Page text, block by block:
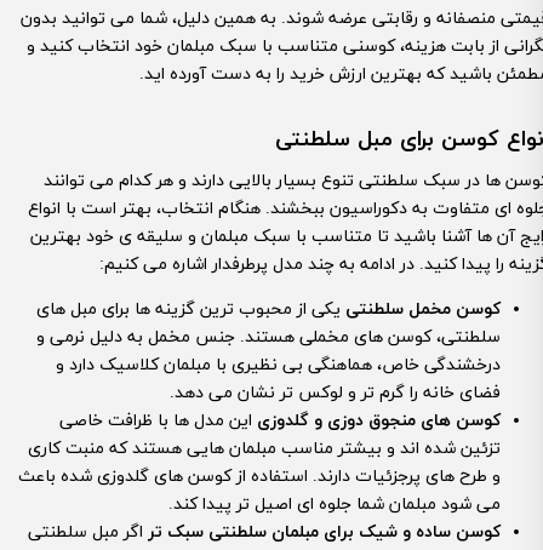
منصفانه و رقابتی عرضه شوند. به همین دلیل، شما می توانید بدون
از بابت هزینه، کوسنی متناسب با سبک مبلمان خود انتخاب کنید و
باشید که بهترین ارزش خرید را به دست آورده اید.
کوسن برای مبل سلطنتی
ها در سبک سلطنتی تنوع بسیار بالایی دارند و هر کدام می توانند
ای متفاوت به دکوراسیون ببخشند. هنگام انتخاب، بهتر است با انواع
آن ها آشنا باشید تا متناسب با سبک مبلمان و سلیقه ی خود بهترین
را پیدا کنید. در ادامه به چند مدل پرطرفدار اشاره می کنیم:
کوسن مخمل سلطنتی یکی از محبوب ترین گزینه ها برای مبل های
سلطنتی، کوسن های مخملی هستند. جنس مخمل به دلیل نرمی و
درخشندگی خاص، هماهنگی بی نظیری با مبلمان کلاسیک دارد و
فضای خانه را گرم تر و لوکس تر نشان می دهد.
کوسن های منجوق دوزی و گلدوزی این مدل ها با ظرافت خاصی
تزئین شده اند و بیشتر مناسب مبلمان هایی هستند که منبت کاری
و طرح های پرجزئیات دارند. استفاده از کوسن های گلدوزی شده باعث
می شود مبلمان شما جلوه ای اصیل تر پیدا کند.
کوسن ساده و شیک برای مبلمان سلطنتی سبک تر اگر مبل سلطنتی